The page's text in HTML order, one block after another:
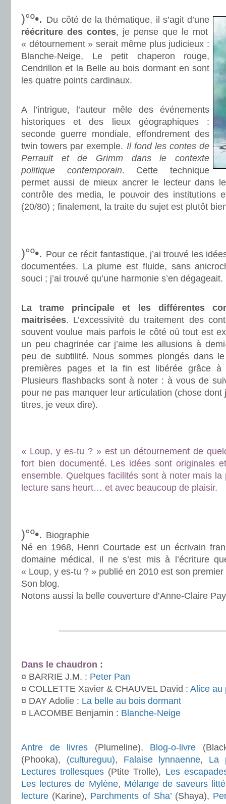
)°º•. Du côté de la thématique, il s’agit d’une
réécriture des contes, je pense que le mot
« détournement » serait même plus judicieux :
Blanche-Neige, Le petit chaperon rouge,
Cendrillon et la Belle au bois dormant en sont
les quatre points cardinaux.
A l’intrigue, l’auteur mêle des événements
historiques et des lieux géographiques :
seconde guerre mondiale, effondrement des
twin towers par exemple. Il fond les contes de
Perrault et de Grimm dans le contexte
politique contemporain. Cette technique
permet aussi de mieux ancrer le lecteur dans
contrôle des media, le pouvoir des institutions
(20/80) ; finalement, la traite du sujet est plutôt
)°º•. Pour ce récit fantastique, j’ai trouvé les
documentées. La plume est fluide, sans
souci ; j’ai trouvé qu’une harmonie s’en dégageait.
La trame principale et les différentes
maitrisées. L’excessivité du traitement des
souvent voulue mais parfois le côté où tout est
un peu chagrinée car j’aime les allusions à
peu de subtilité. Nous sommes plongés dans
premières pages et la fin est libérée grâce à
Plusieurs flashbacks sont à noter : à vous de
pour ne pas manquer leur articulation (chose dont
titres, je veux dire).
« Loup, y es-tu ? » est un détournement de
fort bien documenté. Les idées sont originales
ensemble. Quelques facilités sont à noter mais
lecture sans heurt… et avec beaucoup de plaisir.
)°º•. Biographie
Né en 1968, Henri Courtade est un écrivain
domaine médical, il ne s’est mis à l’écriture
« Loup, y es-tu ? » publié en 2010 est son premier
Son blog.
Notons aussi la belle couverture d’Anne-Claire
Dans le chaudron :
¤ BARRIE J.M. : Peter Pan
¤ COLLETTE Xavier & CHAUVEL David : Alice au
¤ DAY Adolie : La belle au bois dormant
¤ LACOMBE Benjamin : Blanche-Neige
Antre de livres (Plumeline), Blog-o-livre
(Phooka), (cultureguu), Falaise lynnaenne, La
Lectures trollesques (Ptite Trolle), Les
Les lectures de Mylène, Mélange de saveurs
lecture (Karine), Parchments of Sha’(Shaya),